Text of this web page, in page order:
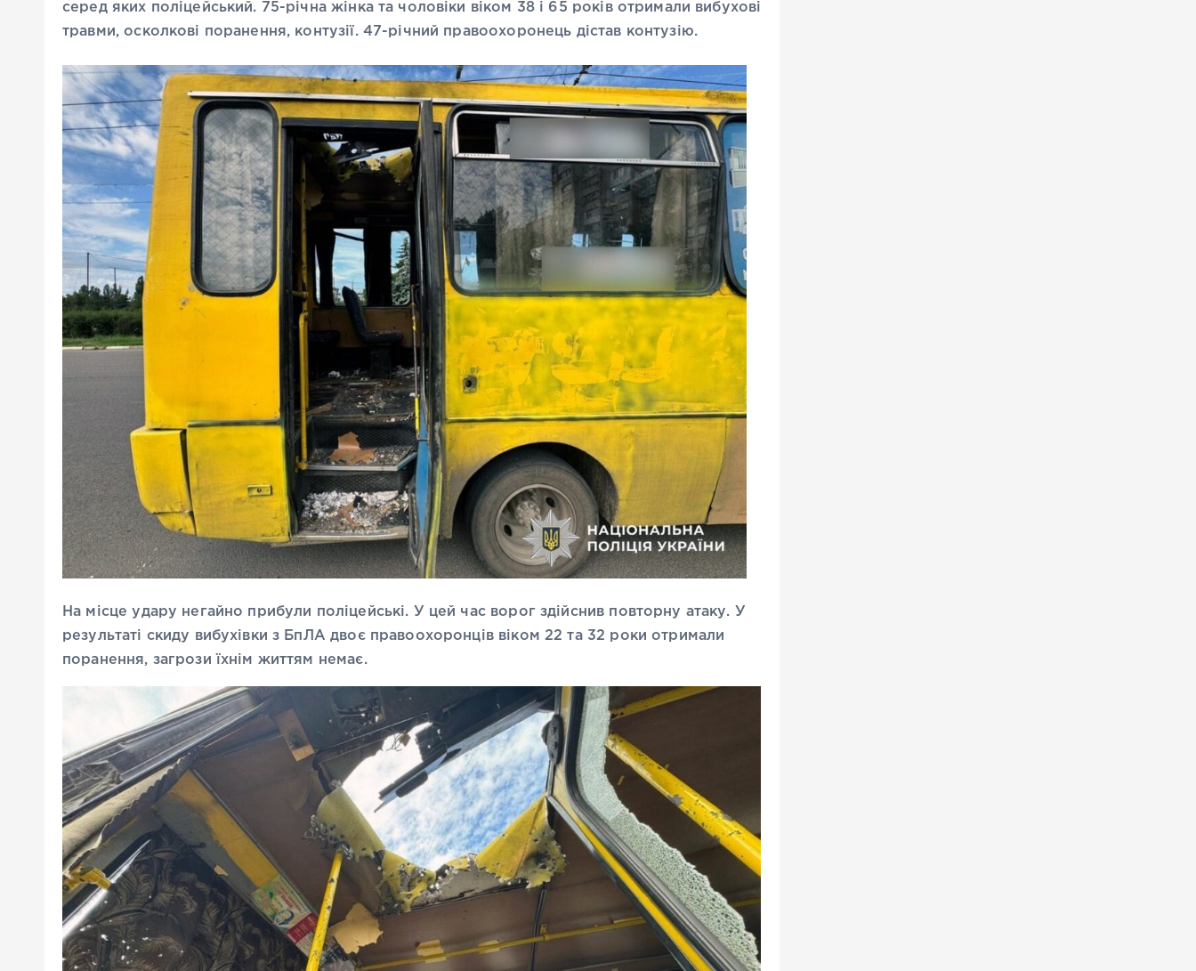
серед яких поліцейський. 75-річна жінка та чоловіки віком 38 і 65 років отримали вибухові
травми, осколкові поранення, контузії. 47-річний правоохоронець дістав контузію.
На місце удару негайно прибули поліцейські. У цей час ворог здійснив повторну атаку. У
результаті скиду вибухівки з БпЛА двоє правоохоронців віком 22 та 32 роки отримали
поранення, загрози їхнім життям немає.